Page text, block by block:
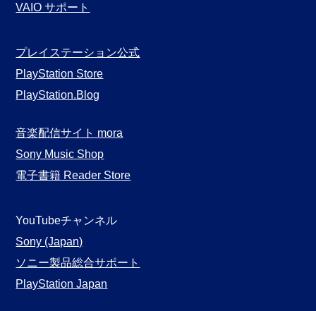
VAIO サポート
プレイステーション公式
PlayStation Store
PlayStation.Blog
音楽配信サイト mora
Sony Music Shop
電子書籍 Reader Store
YouTubeチャンネル
Sony (Japan)
ソニー製品総合サポート
PlayStation Japan